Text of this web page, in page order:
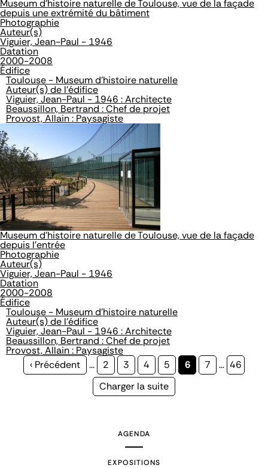
Museum d'histoire naturelle de Toulouse, vue de la façade
depuis une extrémité du bâtiment
Photographie
Auteur(s)
Viguier, Jean-Paul - 1946
Datation
2000-2008
Édifice
Toulouse - Museum d'histoire naturelle
Auteur(s) de l'édifice
Viguier, Jean-Paul - 1946 : Architecte
Beaussillon, Bertrand : Chef de projet
Provost, Allain : Paysagiste
Museum d'histoire naturelle de Toulouse, vue de la façade
depuis l'entrée
Photographie
Auteur(s)
Viguier, Jean-Paul - 1946
Datation
2000-2008
Édifice
Toulouse - Museum d'histoire naturelle
Auteur(s) de l'édifice
Viguier, Jean-Paul - 1946 : Architecte
Beaussillon, Bertrand : Chef de projet
Provost, Allain : Paysagiste
Page
‹ Précédent … Page
2 Page
3 Page
4 Page
5
Page
6 Page
7 … Page
46
Page
Charger la suite
AGENDA
EXPOSITIONS